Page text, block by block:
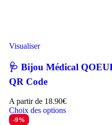
Visualiser
🩺 Bijou Médical
QR Code
A partir de 18.90€
Choix des options
-9%